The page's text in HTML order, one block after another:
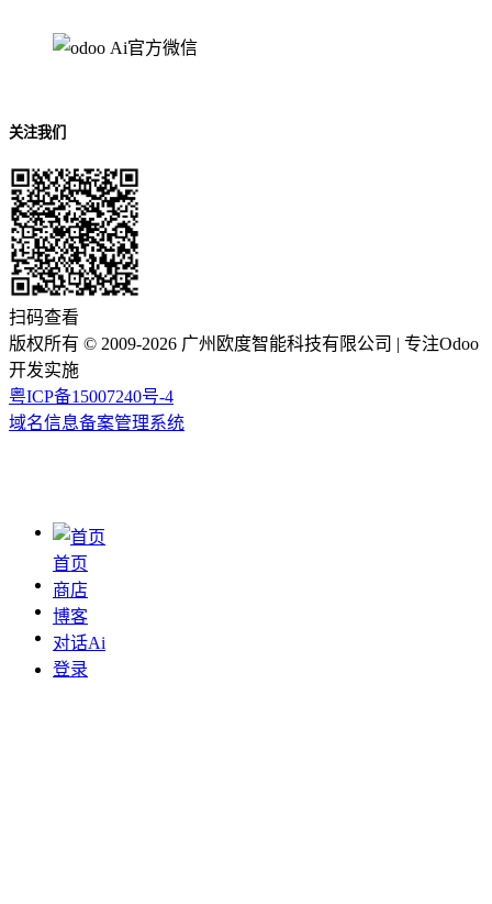
关注我们
扫码查看
版权所有 © 2009-2026 广州欧度智能科技有限公司 | 专注Odoo
开发实施
粤ICP备15007240号-4
域名信息备案管理系统
首页
商店
博客
对话Ai
登录